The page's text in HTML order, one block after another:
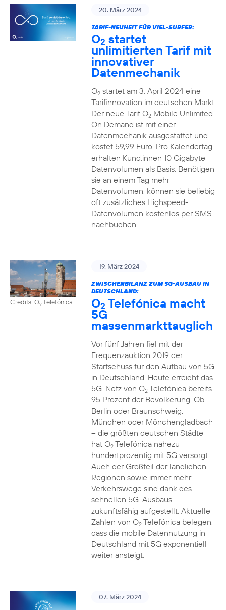
20. März 2024
TARIF-NEUHEIT FÜR VIEL-SURFER:
O2 startet
unlimitierten Tarif mit
innovativer
Datenmechanik
O2startet am 3. April 2024 eine
Tarifinnovation im deutschen Markt:
Der neue Tarif O2Mobile Unlimited
On Demand ist mit einer
Datenmechanik ausgestattet und
kostet 59,99 Euro. Pro Kalendertag
erhalten Kund:innen 10 Gigabyte
Datenvolumen als Basis. Benötigen
sie an einem Tag mehr
Datenvolumen, können sie beliebig
oft zusätzliches Highspeed-
Datenvolumen kostenlos per SMS
nachbuchen.
Credits: O2Telefónica
19. März 2024
ZWISCHENBILANZ ZUM 5G-AUSBAU IN
DEUTSCHLAND:
O2 Telefónica macht
5G
massenmarkttauglich
Vor fünf Jahren fiel mit der
Frequenzauktion 2019 der
Startschuss für den Aufbau von 5G
in Deutschland. Heute erreicht das
5G-Netz von O2Telefónica bereits
95 Prozent der Bevölkerung. Ob
Berlin oder Braunschweig,
München oder Mönchengladbach
– die größten deutschen Städte
hat O2Telefónica nahezu
hundertprozentig mit 5G versorgt.
Auch der Großteil der ländlichen
Regionen sowie immer mehr
Verkehrswege sind dank des
schnellen 5G-Ausbaus
zukunftsfähig aufgestellt. Aktuelle
Zahlen von O2Telefónica belegen,
dass die mobile Datennutzung in
Deutschland mit 5G exponentiell
weiter ansteigt.
07. März 2024